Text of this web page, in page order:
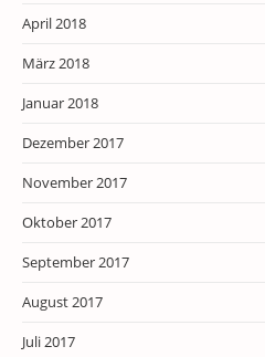
April 2018
März 2018
Januar 2018
Dezember 2017
November 2017
Oktober 2017
September 2017
August 2017
Juli 2017